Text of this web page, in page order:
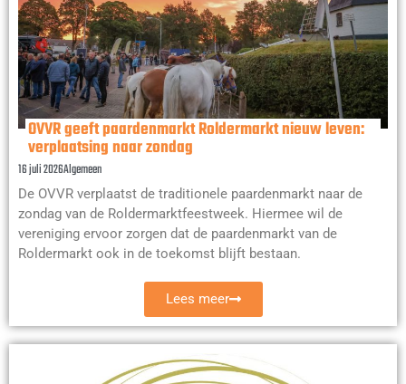
OVVR geeft paardenmarkt Roldermarkt nieuw leven:
verplaatsing naar zondag
16 juli 2026Algemeen
De OVVR verplaatst de traditionele paardenmarkt naar de
zondag van de Roldermarktfeestweek. Hiermee wil de
vereniging ervoor zorgen dat de paardenmarkt van de
Roldermarkt ook in de toekomst blijft bestaan.
Lees meer